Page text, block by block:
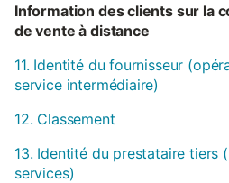
Information des clients sur la
de vente à distance
11. Identité du fournisseur
service intermédiaire)
12. Classement
13. Identité du prestataire tiers
services)